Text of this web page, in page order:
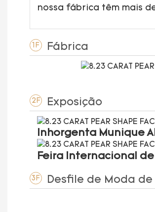
nossa fábrica têm mais
1F Fábrica
2F Exposição
Inhorgenta Munique
Feira Internacional
3F Desfile de Moda de